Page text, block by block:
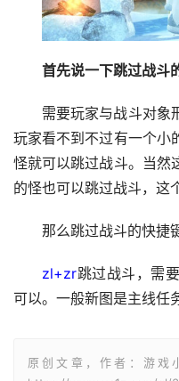
首先说一下跳过战斗
需要玩家与战斗对象
玩家看不到不过有一个小
怪就可以跳过战斗。当然
的怪也可以跳过战斗，这
那么跳过战斗的快捷
zl+zr跳过战斗，需
可以。一般新图是主线任
原创文章，作者：游戏